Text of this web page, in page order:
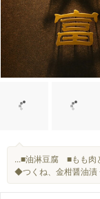
...■油淋豆腐 ■もも肉
◆つくね、金柑醤油漬